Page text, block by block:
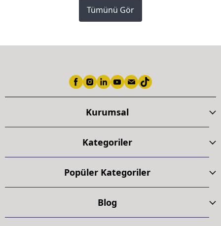
Tümünü Gör
Kurumsal
Kategoriler
Popüler Kategoriler
Blog